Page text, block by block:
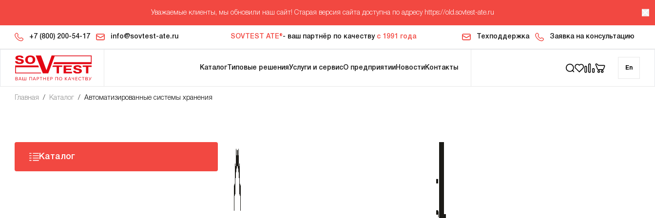
Уважаемые клиенты, мы обновили наш сайт! Старая версия сайта доступна по адресу https://old.sovtest-ate.ru
+7 (800) 200-54-17 info@sovtest-ate.ru SOVTEST ATE®- ваш партнёр по качествус 1991 года Техподдержка Заявка на консультацию
Каталог Типовые решенияУслуги и сервисО предприятииНовостиКонтакты En
Главная / Каталог / Автоматизированные системы хранения
Каталог